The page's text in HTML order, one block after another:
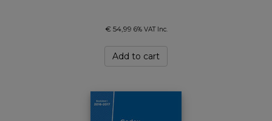
€54,99 6% VAT Inc.
Add to cart